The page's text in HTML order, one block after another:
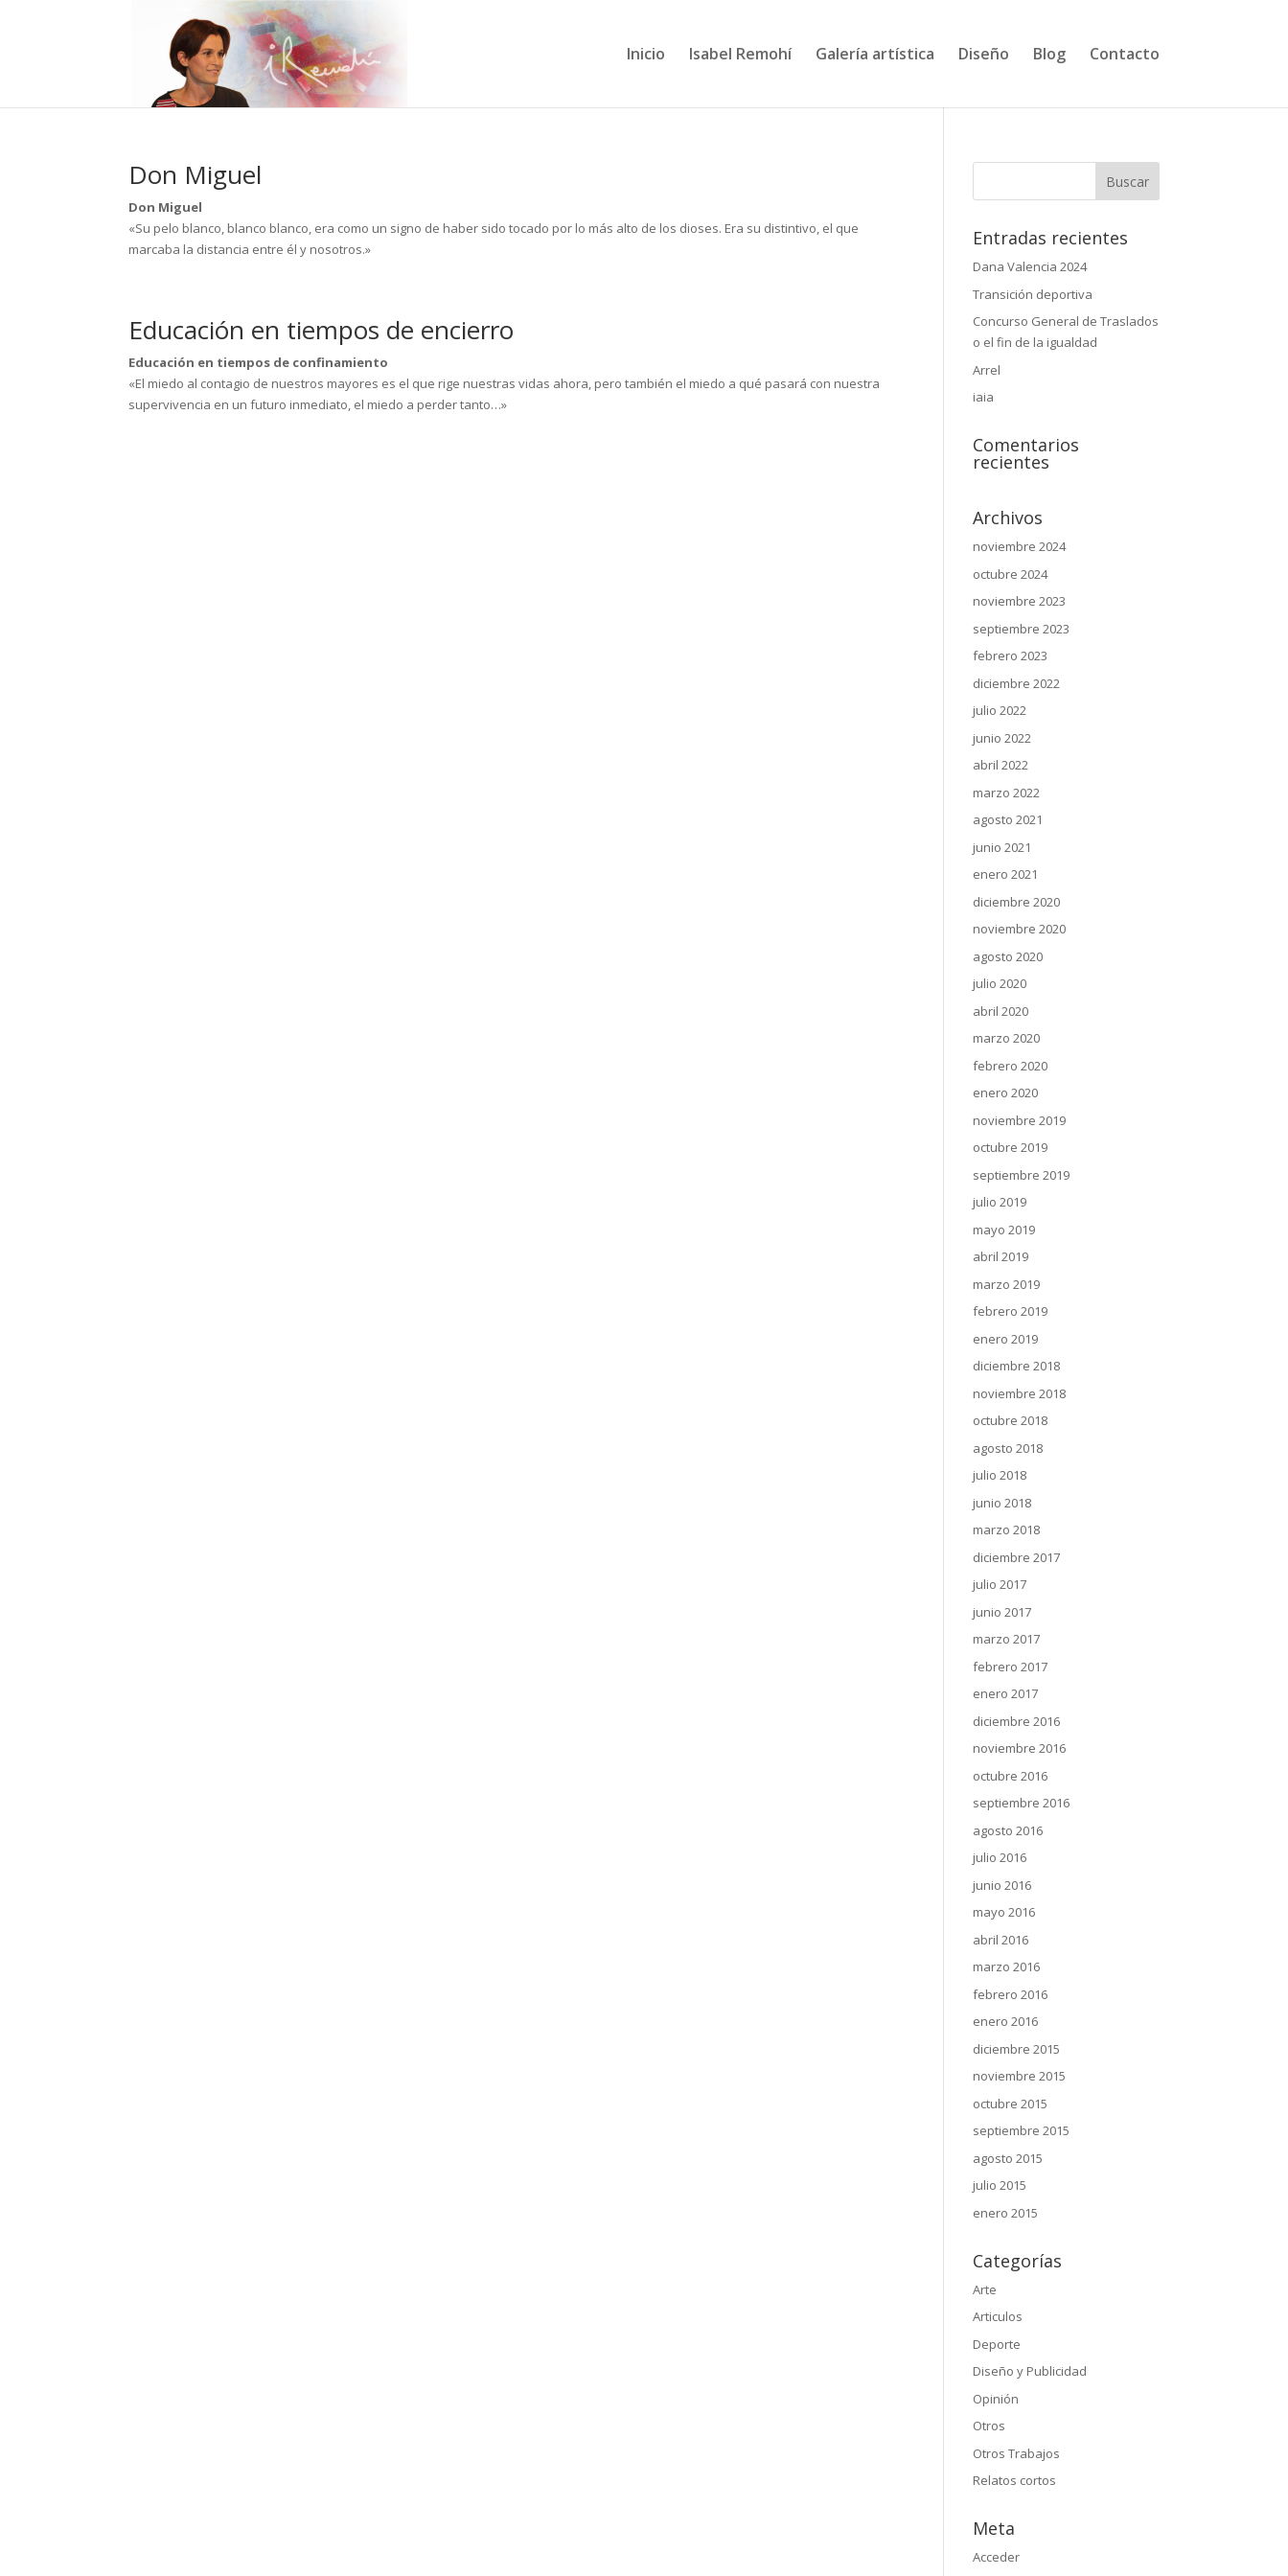
Inicio Isabel Remohí Galería artística Diseño Blog Contacto
Don Miguel
Don Miguel
«Su pelo blanco, blanco blanco, era como un signo de haber sido tocado por lo más alto de los dioses. Era su distintivo, el que
marcaba la distancia entre él y nosotros.»
Educación en tiempos de encierro
Educación en tiempos de confinamiento
«El miedo al contagio de nuestros mayores es el que rige nuestras vidas ahora, pero también el miedo a qué pasará con nuestra
supervivencia en un futuro inmediato, el miedo a perder tanto…»
Entradas recientes
Dana Valencia 2024
Transición deportiva
Concurso General de Traslados
o el fin de la igualdad
Arrel
iaia
Comentarios
recientes
Archivos
noviembre 2024
octubre 2024
noviembre 2023
septiembre 2023
febrero 2023
diciembre 2022
julio 2022
junio 2022
abril 2022
marzo 2022
agosto 2021
junio 2021
enero 2021
diciembre 2020
noviembre 2020
agosto 2020
julio 2020
abril 2020
marzo 2020
febrero 2020
enero 2020
noviembre 2019
octubre 2019
septiembre 2019
julio 2019
mayo 2019
abril 2019
marzo 2019
febrero 2019
enero 2019
diciembre 2018
noviembre 2018
octubre 2018
agosto 2018
julio 2018
junio 2018
marzo 2018
diciembre 2017
julio 2017
junio 2017
marzo 2017
febrero 2017
enero 2017
diciembre 2016
noviembre 2016
octubre 2016
septiembre 2016
agosto 2016
julio 2016
junio 2016
mayo 2016
abril 2016
marzo 2016
febrero 2016
enero 2016
diciembre 2015
noviembre 2015
octubre 2015
septiembre 2015
agosto 2015
julio 2015
enero 2015
Categorías
Arte
Articulos
Deporte
Diseño y Publicidad
Opinión
Otros
Otros Trabajos
Relatos cortos
Meta
Acceder